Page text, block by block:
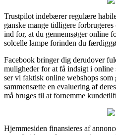
Trustpilot indebærer regulære
ganske mange tidligere
ind for, at du gennemsøger online
solcelle lampe forinden du
Facebook bringer dig derudover
muligheder for at få indsigt i
ser vi faktisk online webshops
sammensætte en evaluering af
må bruges til at fornemme
Hjemmesiden finansieres af